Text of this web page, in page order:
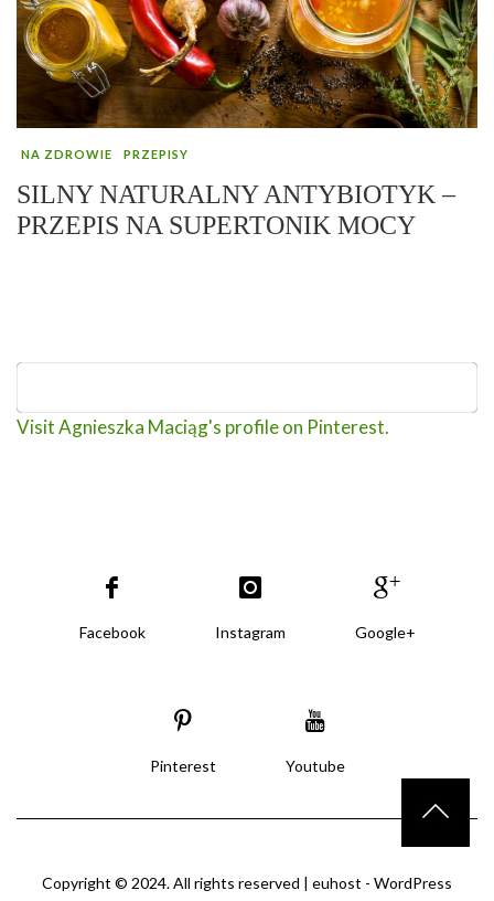
NA ZDROWIE PRZEPISY
SILNY NATURALNY ANTYBIOTYK –
PRZEPIS NA SUPERTONIK MOCY
Visit Agnieszka Maciąg's profile on Pinterest.
Facebook Instagram Google+
Pinterest Youtube
Copyright © 2024. All rights reserved | euhost - WordPress